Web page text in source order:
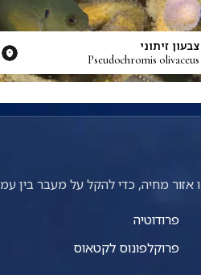
צבעון זיתוני
Pseudochromis olivaceus
אזור מחיה, כדי להקל על מעבר בין
פרודוטיה
פרוקלפונוס לקטאוס